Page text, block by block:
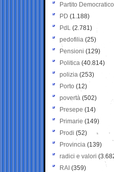
Partito Democratico
PD (1.188)
PdL (2.781)
pedofilia (25)
Pensioni (129)
Politica (40.814)
polizia (253)
Porto (12)
povertà (502)
Presepe (14)
Primarie (149)
Prodi (52)
Provincia (139)
radici e valori
RAI (359)